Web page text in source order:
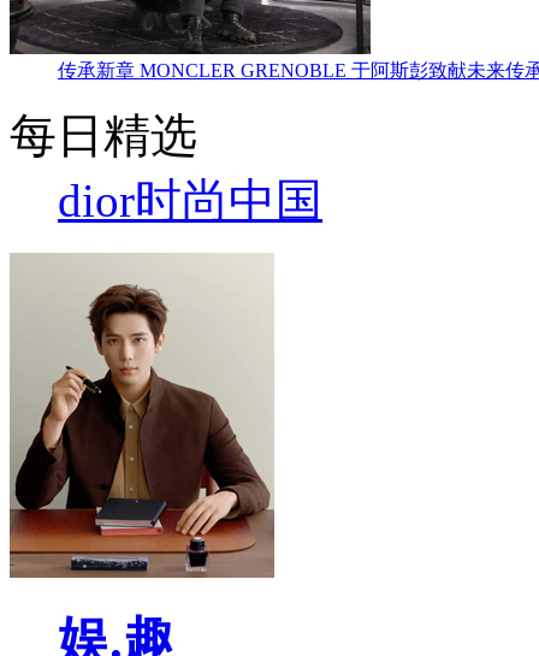
传承新章 MONCLER GRENOBLE 于阿斯彭致献未来传
每日精选
dior时尚中国
娱.趣